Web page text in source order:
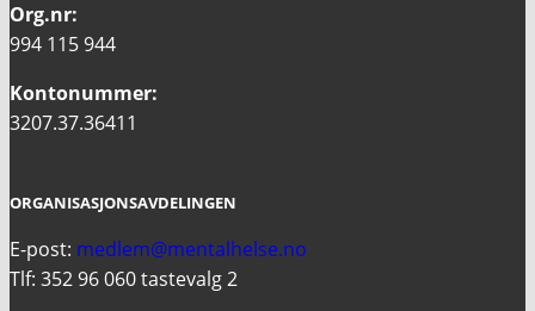
Org.nr:
994 115 944
Kontonummer:
3207.37.36411
ORGANISASJONSAVDELINGEN
E-post: medlem@mentalhelse.no
Tlf: 352 96 060 tastevalg 2